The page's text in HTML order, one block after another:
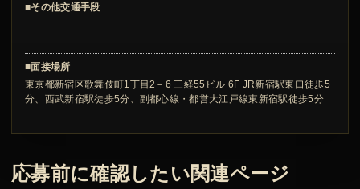
■その他交通手段
■面接場所
東京都新宿区歌舞伎町1丁目2－6 三経55ビル 6F JR新宿駅東口徒歩5
分、西武新宿駅徒歩5分、副都心線・都営大江戸線東新宿駅徒歩5分
応募前に確認したい関連ページ